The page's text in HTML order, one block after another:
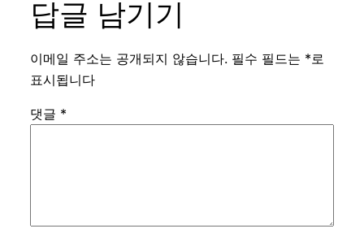
답글 남기기
이메일 주소는 공개되지 않습니다. 필수 필드는 *로
표시됩니다
댓글 *